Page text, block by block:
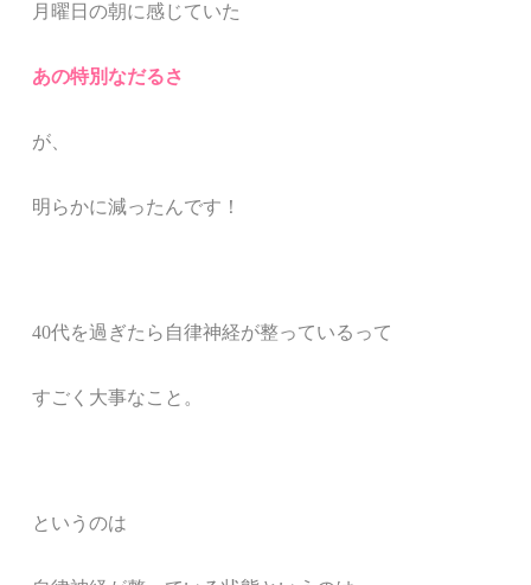
月曜日の朝に感じていた
あの特別なだるさ
が、
明らかに減ったんです！
40代を過ぎたら自律神経が整っているって
すごく大事なこと。
というのは